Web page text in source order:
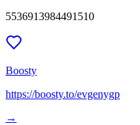
5536913984491510
Boosty
https://boosty.to/evgenygp
→